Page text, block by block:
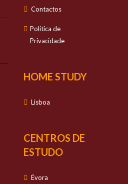
Contactos
Política de
Privacidade
HOME STUDY
Lisboa
CENTROS DE
ESTUDO
Évora